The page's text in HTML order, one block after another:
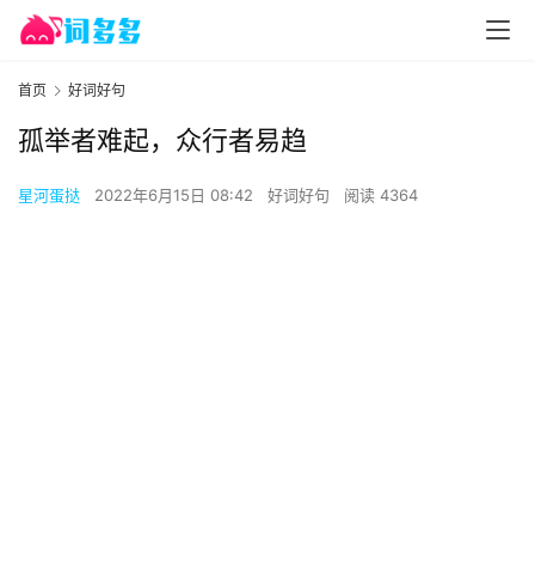
首页 好词好句
孤举者难起，众行者易趋
星河蛋挞 2022年6月15日 08:42 好词好句 阅读 4364